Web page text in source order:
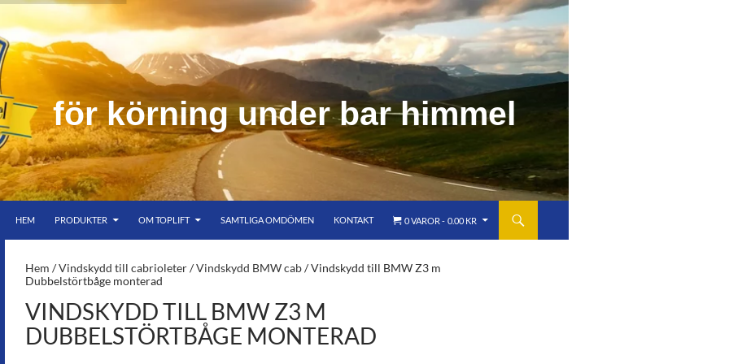
för körning under bar himmel
bar himmel
HEM
PRODUKTER OM TOPLIFT SAMTLIGA OMDÖMEN KONTAKT 0 VAROR 0.00 KR
Hem /Vindskydd till cabrioleter/Vindskydd BMW cab/ Vindskydd till BMW Z3 m
Dubbelstörtbåge monterad
VINDSKYDD TILL BMW Z3 M
DUBBELSTÖRTBÅGE MONTERAD